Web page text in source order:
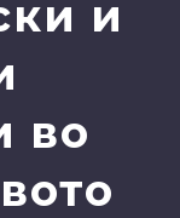
и
во